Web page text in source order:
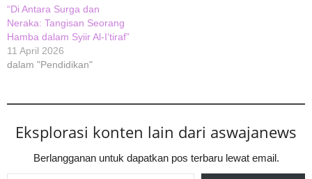
“Di Antara Surga dan
Neraka: Tangisan Seorang
Hamba dalam Syiir Al-I’tiraf”
11 April 2026
dalam "Pendidikan"
Eksplorasi konten lain dari aswajanews
Berlangganan untuk dapatkan pos terbaru lewat email.
Ketikkan email Anda...